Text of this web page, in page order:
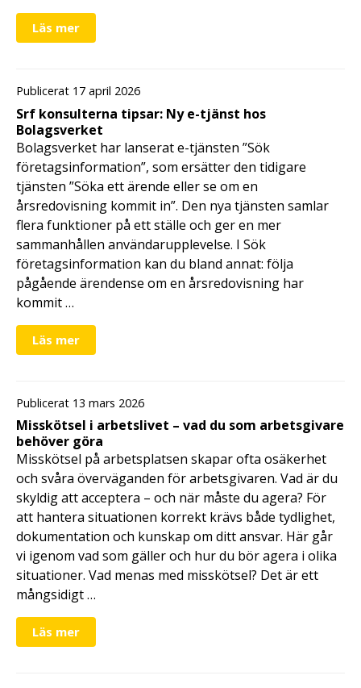
Läs mer
Publicerat 17 april 2026
Srf konsulterna tipsar: Ny e-tjänst hos
Bolagsverket
Bolagsverket har lanserat e-tjänsten ”Sök
företagsinformation”, som ersätter den tidigare
tjänsten ”Söka ett ärende eller se om en
årsredovisning kommit in”. Den nya tjänsten samlar
flera funktioner på ett ställe och ger en mer
sammanhållen användarupplevelse. I Sök
företagsinformation kan du bland annat: följa
pågående ärendense om en årsredovisning har
kommit …
Läs mer
Publicerat 13 mars 2026
Misskötsel i arbetslivet – vad du som arbetsgivare
behöver göra
Misskötsel på arbetsplatsen skapar ofta osäkerhet
och svåra överväganden för arbetsgivaren. Vad är du
skyldig att acceptera – och när måste du agera? För
att hantera situationen korrekt krävs både tydlighet,
dokumentation och kunskap om ditt ansvar. Här går
vi igenom vad som gäller och hur du bör agera i olika
situationer. Vad menas med misskötsel? Det är ett
mångsidigt …
Läs mer